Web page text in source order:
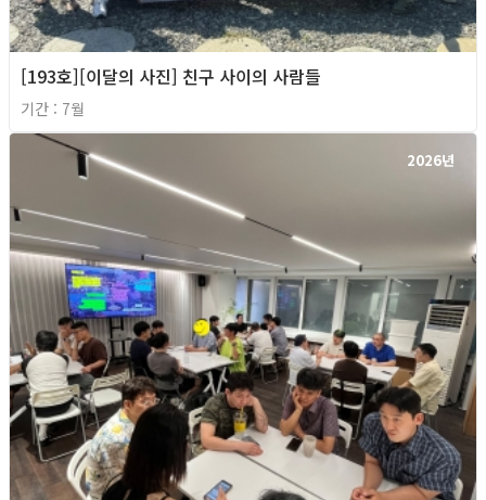
[193호][이달의 사진] 친구 사이의 사람들
기간 : 7월
2026년